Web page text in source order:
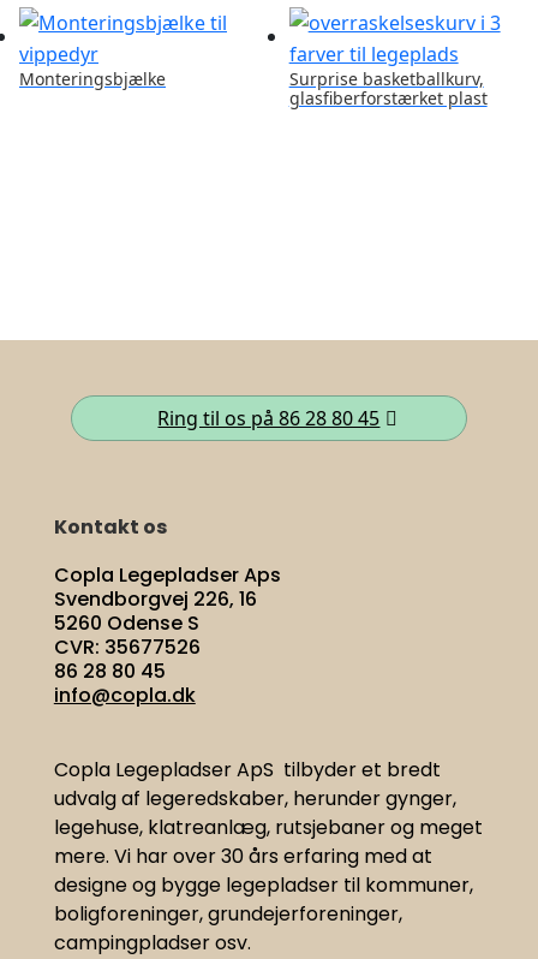
Monteringsbjælke
Surprise basketballkurv,
glasfiberforstærket plast
Ring til os på 86 28 80 45
Kontakt os
Copla Legepladser Aps
Svendborgvej 226, 16
5260 Odense S
CVR: 35677526
86 28 80 45
info@copla.dk
Copla Legepladser ApS tilbyder et bredt
udvalg af legeredskaber, herunder gynger,
legehuse, klatreanlæg, rutsjebaner og meget
mere. Vi harover 30 års erfaring med at
designe og bygge legepladser til kommuner,
boligforeninger, grundejerforeninger,
campingpladser osv.